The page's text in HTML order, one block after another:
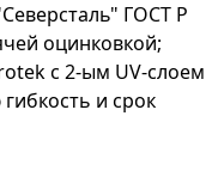
ГОСТ Р
оцинковкой;
с 2-ым UV-слоем
и срок